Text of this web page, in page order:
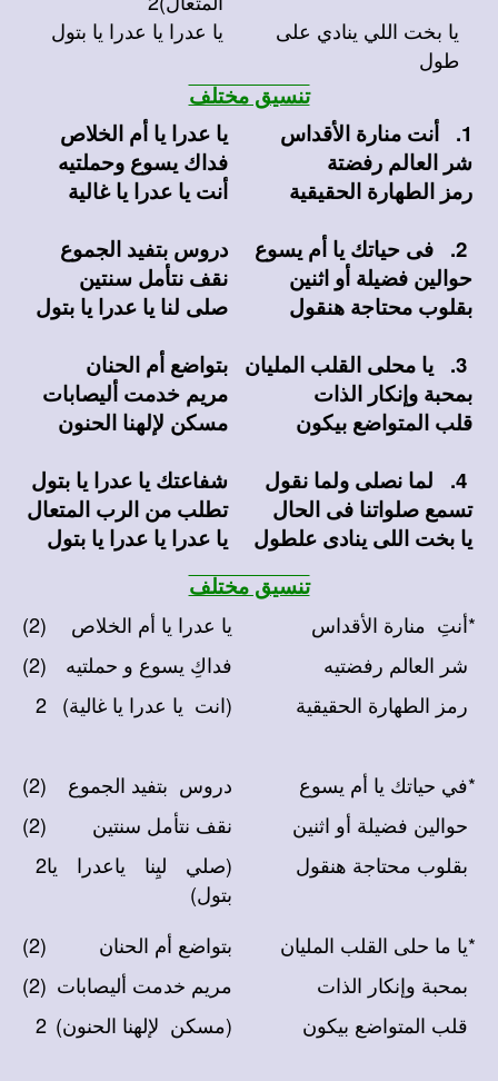
يا بخت اللي ينادي على
طول
يا عدرا يا عدرا يا بتول
تنسيق مختلف
1. أنت منارة الأقداس
شر العالم رفضتة
رمز الطهارة الحقيقية
2. فى حياتك يا أم يسوع
حوالين فضيلة أو اثنين
بقلوب محتاجة هنقول
3. يا محلى القلب المليان
بمحبة وإنكار الذات
قلب المتواضع بيكون
4. لما نصلى ولما نقول
تسمع صلواتنا فى الحال
يا بخت اللى ينادى علطول
يا عدرا يا أم الخلاص
فداك يسوع وحملتيه
أنت يا عدرا يا غالية
دروس بتفيد الجموع
نقف نتأمل سنتين
صلى لنا يا عدرا يا بتول
بتواضع أم الحنان
مريم خدمت أليصابات
مسكن لإلهنا الحنون
شفاعتك يا عدرا يا بتول
تطلب من الرب المتعال
يا عدرا يا عدرا يا بتول
تنسيق مختلف
(2)
(2)
2
يا عدرا يا أم الخلاص
فداكِ يسوع و حملتيه
(انت يا عدرا يا غالية)
أنتِ منارة الأقداس
شر العالم رفضتيه
رمز الطهارة الحقيقية
*
(2)
(2)
2
دروس بتفيد الجموع
نقف نتأمل سنتين
(صلي ليِنا ياعدرا يا
بتول)
في حياتك يا أم يسوع
حوالين فضيلة أو اثنين
بقلوب محتاجة هنقول
*
(2)
(2)
2
بتواضع أم الحنان
مريم خدمت أليصابات
(مسكن لإلهنا الحنون)
يا ما حلى القلب المليان
بمحبة وإنكار الذات
قلب المتواضع بيكون
*